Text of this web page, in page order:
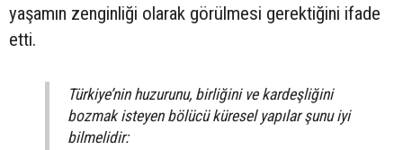
yaşamın zenginliği olarak görülmesi gerektiğini ifade
etti.
Türkiye’nin huzurunu, birliğini ve kardeşliğini
bozmak isteyen bölücü küresel yapılar şunu iyi
bilmelidir: